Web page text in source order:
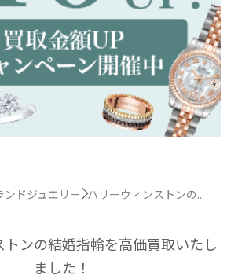
ンドジュエリー ハリーウィンストンの...
ンの結婚指輪を高価買取いたし
ました！